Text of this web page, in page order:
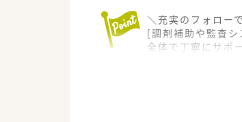
＼充実のフォロー
[調剤補助や監査シ
全体で丁寧にサポ
【店舗情報と応需
■内科や循環器科
■最寄り駅から車
■医薬品の採用品